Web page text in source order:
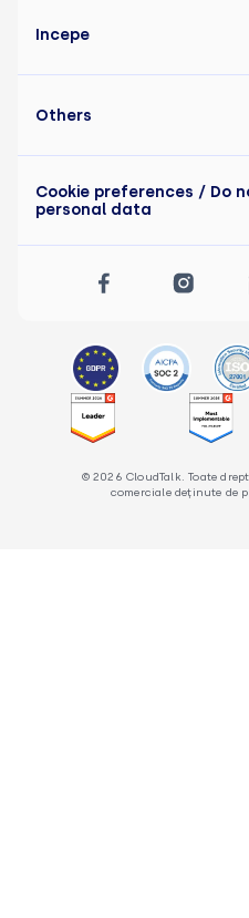
Incepe
© 2026 CloudTalk. Toate
comerciale deținute de
Others
Cookie preferences / Do
personal data